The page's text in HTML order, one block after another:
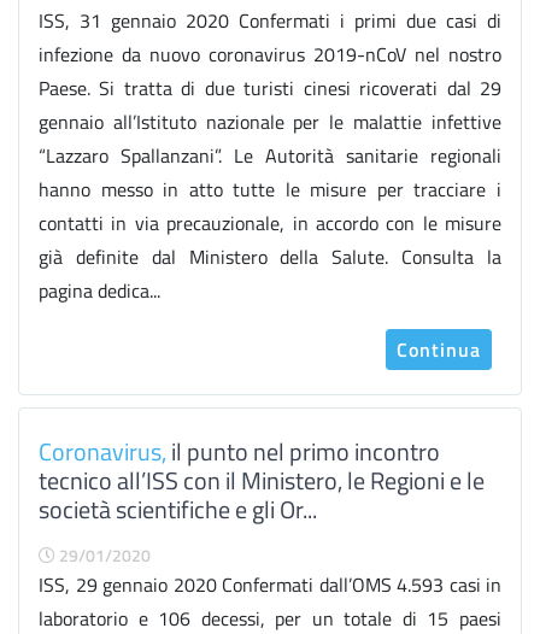
ISS, 31 gennaio 2020 Confermati i primi due casi di
infezione da nuovo coronavirus 2019-nCoV nel nostro
Paese. Si tratta di due turisti cinesi ricoverati dal 29
gennaio all’Istituto nazionale per le malattie infettive
“Lazzaro Spallanzani”. Le Autorità sanitarie regionali
hanno messo in atto tutte le misure per tracciare i
contatti in via precauzionale, in accordo con le misure
già definite dal Ministero della Salute. Consulta la
pagina dedica...
Continua
Coronavirus,il punto nel primo incontro
tecnico all’ISS con il Ministero, le Regioni e le
società scientifiche e gli Or...
29/01/2020
ISS, 29 gennaio 2020 Confermati dall’OMS 4.593 casi in
laboratorio e 106 decessi, per un totale di 15 paesi